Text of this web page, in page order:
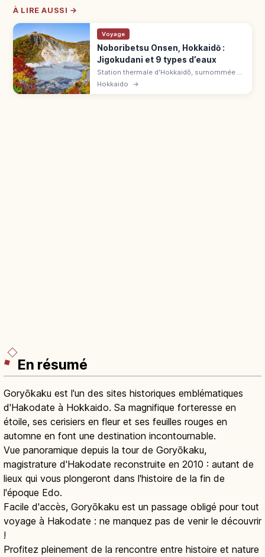
À LIRE AUSSI →
Voyage
Noboribetsu Onsen, Hokkaidō :
Jigokudani et 9 types d’eaux
Station thermale d'Hokkaidō, surnommée «
grand magasin des onsen ». Source au
Hokkaido →
En résumé
Goryōkaku est l'un des sites historiques emblématiques
d'Hakodate à Hokkaido. Sa magnifique forteresse en
étoile, ses cerisiers en fleur et ses feuilles rouges en
automne en font une destination incontournable.
Vue panoramique depuis la tour de Goryōkaku,
magistrature d'Hakodate reconstruite en 2010 : autant de
lieux qui vous plongeront dans l'histoire de la fin de
l'époque Edo.
Facile d'accès, Goryōkaku est un passage obligé pour tout
voyage à Hakodate : ne manquez pas de venir le découvrir
!
Profitez pleinement de la rencontre entre histoire et nature